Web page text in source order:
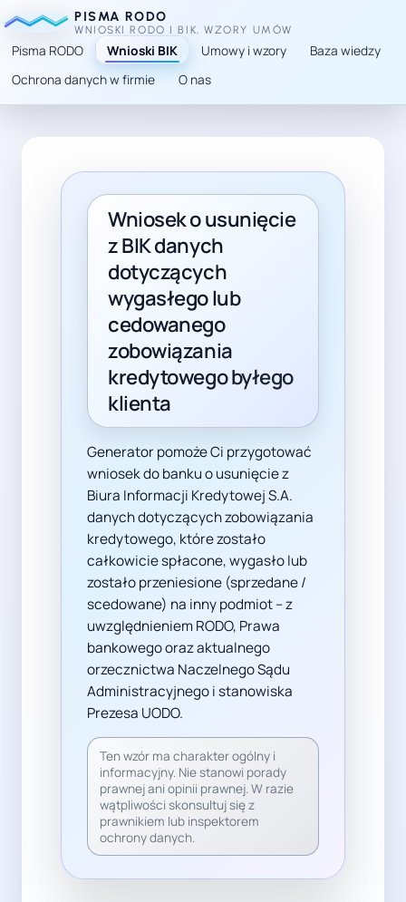
PISMA RODO
WNIOSKI RODO I BIK, WZORY UMÓW
Pisma RODO Wnioski BIK Umowy i wzory
Baza wiedzy
Ochrona danych w firmie
O nas
TL;DR: Artykuł wyjaśnia, kiedy po zakończeniu
Wniosek o usunięcie
z BIK danych
dotyczących
wygasłego lub
cedowanego
zobowiązania
kredytowego byłego
klienta
Generator pomoże Ci przygotować
wniosek do banku o usunięcie z
Biura Informacji Kredytowej S.A.
danych dotyczących zobowiązania
kredytowego, które zostało
całkowicie spłacone, wygasło lub
zostało przeniesione (sprzedane /
scedowane) na inny podmiot – z
uwzględnieniem RODO, Prawa
bankowego oraz aktualnego
orzecznictwa Naczelnego Sądu
Administracyjnego i stanowiska
Prezesa UODO.
Ten wzór ma charakter ogólny i
informacyjny. Nie stanowi porady
prawnej ani opinii prawnej. W razie
wątpliwości skonsultuj się z
prawnikiem lub inspektorem
ochrony danych.